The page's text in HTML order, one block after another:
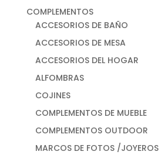
COMPLEMENTOS
ACCESORIOS DE BAÑO
ACCESORIOS DE MESA
ACCESORIOS DEL HOGAR
ALFOMBRAS
COJINES
COMPLEMENTOS DE MUEBLE
COMPLEMENTOS OUTDOOR
MARCOS DE FOTOS /JOYEROS